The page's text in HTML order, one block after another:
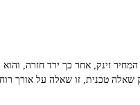
זינק, אחר כך ירד חזרה,
טכנית, זו שאלה על אורך